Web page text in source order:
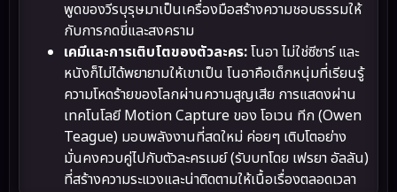
พูดของวีรบุรุษมาเป็นเครื่องมือสร้างความชอบธรรมให้
กับการกดขี่และสงคราม
เคมีและการเติบโตของตัวละคร:โนอา ไม่ใช่ซีซาร์ และ
หนังก็ไม่ได้พยายามให้เขาเป็น โนอาคือเด็กหนุ่มที่เรียนรู้
ความโหดร้ายของโลกผ่านความสูญเสีย การแสดงผ่าน
เทคโนโลยี Motion Capture ของ โอเวน ทีก (Owen
Teague) มอบพลังงานที่สดใหม่ ค่อยๆ เติบโตอย่าง
มั่นคงควบคู่ไปกับตัวละครเมย์ (รับบทโดย เฟรยา อัลลัน)
ที่สร้างความระแวงและน่าติดตามให้เนื้อเรื่องตลอดเวลา